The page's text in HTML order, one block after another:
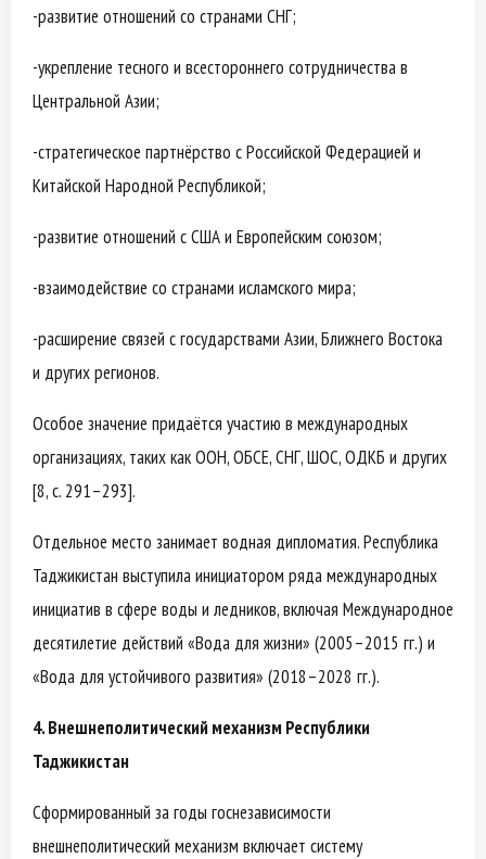
-развитие отношений со странами СНГ;
-укрепление тесного и всестороннего сотрудничества в
Центральной Азии;
-стратегическое партнёрство с Российской Федерацией и
Китайской Народной Республикой;
-развитие отношений с США и Европейским союзом;
-взаимодействие со странами исламского мира;
-расширение связей с государствами Азии, Ближнего Востока
и других регионов.
Особое значение придаётся участию в международных
организациях, таких как ООН, ОБСЕ, СНГ, ШОС, ОДКБ и других
[8, с. 291–293].
Отдельное место занимает водная дипломатия. Республика
Таджикистан выступила инициатором ряда международных
инициатив в сфере воды и ледников, включая Международное
десятилетие действий «Вода для жизни» (2005–2015 гг.) и
«Вода для устойчивого развития» (2018–2028 гг.).
4. Внешнеполитический механизм Республики
Таджикистан
Сформированный за годы госнезависимости
внешнеполитический механизм включает систему